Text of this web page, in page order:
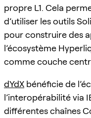
propre L1. Cela
d’utiliser les outils
pour construire des
l’écosystème
comme couche
dYdX bénéficie de
l’interopérabilité via
différentes chaînes